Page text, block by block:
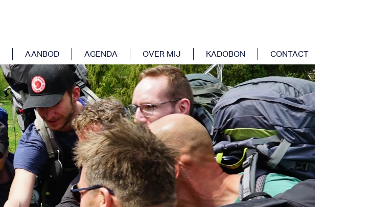
AANBOD AGENDA OVER MIJ KADOBON CONTACT